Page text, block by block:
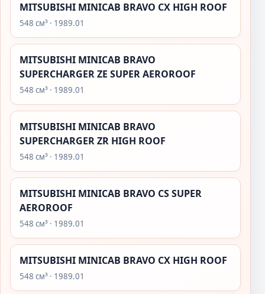
MITSUBISHI MINICAB BRAVO CX HIGH ROOF
548 см³ · 1989.01
MITSUBISHI MINICAB BRAVO
SUPERCHARGER ZE SUPER AEROROOF
548 см³ · 1989.01
MITSUBISHI MINICAB BRAVO
SUPERCHARGER ZR HIGH ROOF
548 см³ · 1989.01
MITSUBISHI MINICAB BRAVO CS SUPER
AEROROOF
548 см³ · 1989.01
MITSUBISHI MINICAB BRAVO CX HIGH ROOF
548 см³ · 1989.01